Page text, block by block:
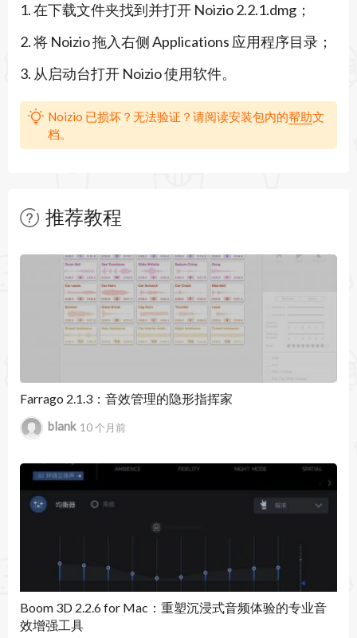
Noizio是一款应用程序，它将淹没街道上的噪音，
使您可以专注于手头的工作，从而提高工作效率。
另一方面，它也可以设置一个浪漫夜晚的心情或让
您入睡，以确保您整夜都可以做梦。一个环境声音
均衡器应用程序，用于创建可用于macOS的环境声
特征：
•轻松选择和混合环境声音，使其完全适合您的心
•背景声音支持。在使用其他应用程序时聆听您的
•Noizio应用程序可让您离线播放所有声音；
•高品质的天sound，以设定心情；
•建立您自己的惊人焦点，放松或睡个混音；
•简约设计；
•声音以无缝循环播放；
•自动暂停计时器和警报。
我们的环境与自然之声：
公园里的鸟，蓝鲸，篝火晚会，城市街道，时钟，
1. 在下载文件夹找到并打开 Noizio 2.2.1.dmg；
2. 将 Noizio 拖入右侧 Applications 应用程序目录；
3. 从启动台打开 Noizio 使用软件。
Noizio 已损坏？无法验证？请阅读安装包内的帮助文
档。
推荐教程
暂无文章
Farrago 2.1.3：音效管理的隐形指挥家
blank 10 个月前
Boom 3D 2.2.6 for Mac：重塑沉浸式音频体验的专业音
效增强工具